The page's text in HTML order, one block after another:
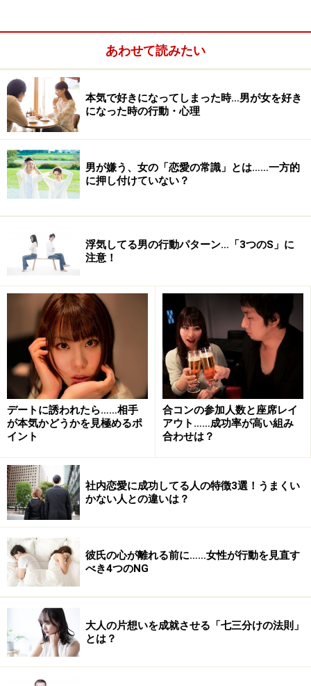
効果的なのは「クリスマス誘っても良い？」など、“一緒
に過ごして欲しい”と下手に出る方法です。例えば「クリ
スマス暇でしょ？一緒に過ごさない？」など上から目線
で言われると、仮に暇だとしても素直に「暇だ」とは言
いたくないなと思ってしまいます。ですが、「誘っても
良い？」と下手にでることで相手もオッケーを出しやす
い環境を作れるのです。
一点集中型で挑む
雰囲気重視ならイルミネーションデートはお勧めです。
あなたはクリスマスを彼とどう過ごしたいですか？ カッ
プルにとっては、クリスマスは一日を通してイベントに
なりますが、片想いの相手とはなかなかそうもいきませ
ん。
しかし、一緒に居られる時間が少ないからといって焦ら
ず、これからの関係をより深めるためのステップと考え
ましょう。ですから、片想いの彼とのクリスマスは、メ
リハリのある過ごし方がおすすめです。
大好きな彼とクリスマスを過ごす上で、あなたが一番大
切にしているポイント……もっと簡単に言えば、イベント
における自分の魅せ場を考えてみてください。
二人で良い雰囲気になる空間を作りたいなら、イルミネ
ーションのようなロマンチックな場所でのデートをメイ
ンにすればいいでしょうし、たくさん会話をして二人の
距離を縮めたいというなら、食事をメインにすることが
あわせて読みたい
本気で好きになってしまった時…男が女を好き
になった時の行動・心理
男が嫌う、女の「恋愛の常識」とは……一方的
に押し付けていない？
浮気してる男の行動パターン…「3つのS」に
注意！
デートに誘われたら……相手
が本気かどうかを見極めるポ
イント
合コンの参加人数と座席レイ
アウト……成功率が高い組み
合わせは？
社内恋愛に成功してる人の特徴3選！うまくい
かない人との違いは？
彼氏の心が離れる前に……女性が行動を見直す
べき4つのNG
大人の片想いを成就させる「七三分けの法則」
とは？